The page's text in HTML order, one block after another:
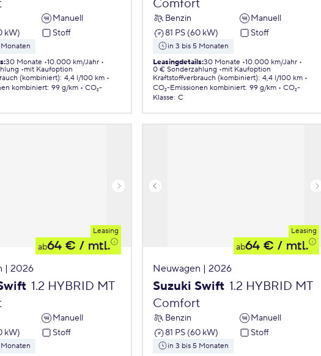
Manuell
kW)
Stoff
:30 Monate 10.000 km/Jahr
mit Kaufoption
(kombiniert): 4,4 l/100 km
kombiniert: 99 g/km
CO₂-
Comfort
Benzin
Manuell
81 PS (60 kW)
Stoff
in 3 bis 5 Monaten
Leasingdetails:30 Monate 10.000 km/Jahr
0 € Sonderzahlung
mit Kaufoption
Kraftstoffverbrauch (kombiniert): 4,4 l/100 km
CO₂-Emissionen kombiniert: 99 g/km
CO₂-
Klasse: C
Leasing
ab64 € / mtl.
| 2026
1.2 HYBRID MT
Manuell
kW)
Stoff
Leasing
ab64 € / mtl.
Neuwagen | 2026
Suzuki Swift 1.2 HYBRID MT
Comfort
Benzin
Manuell
81 PS (60 kW)
Stoff
in 3 bis 5 Monaten